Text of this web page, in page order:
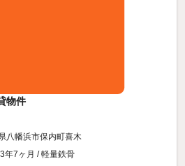
物件
八幡浜市保内町喜木
年7ヶ月 / 軽量鉄骨